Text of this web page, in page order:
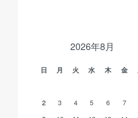
2026年8月
日 月 火 水 木 金
2 3 4 5 6
7